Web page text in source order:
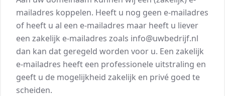
mailadres koppelen. Heeft u nog geen e-mailadres
of heeft u al een e-mailadres maar heeft u liever
een zakelijk e-mailadres zoals info@uwbedrijf.nl
dan kan dat geregeld worden voor u. Een zakelijk
e-mailadres heeft een professionele uitstraling en
geeft u de mogelijkheid zakelijk en privé goed te
scheiden.